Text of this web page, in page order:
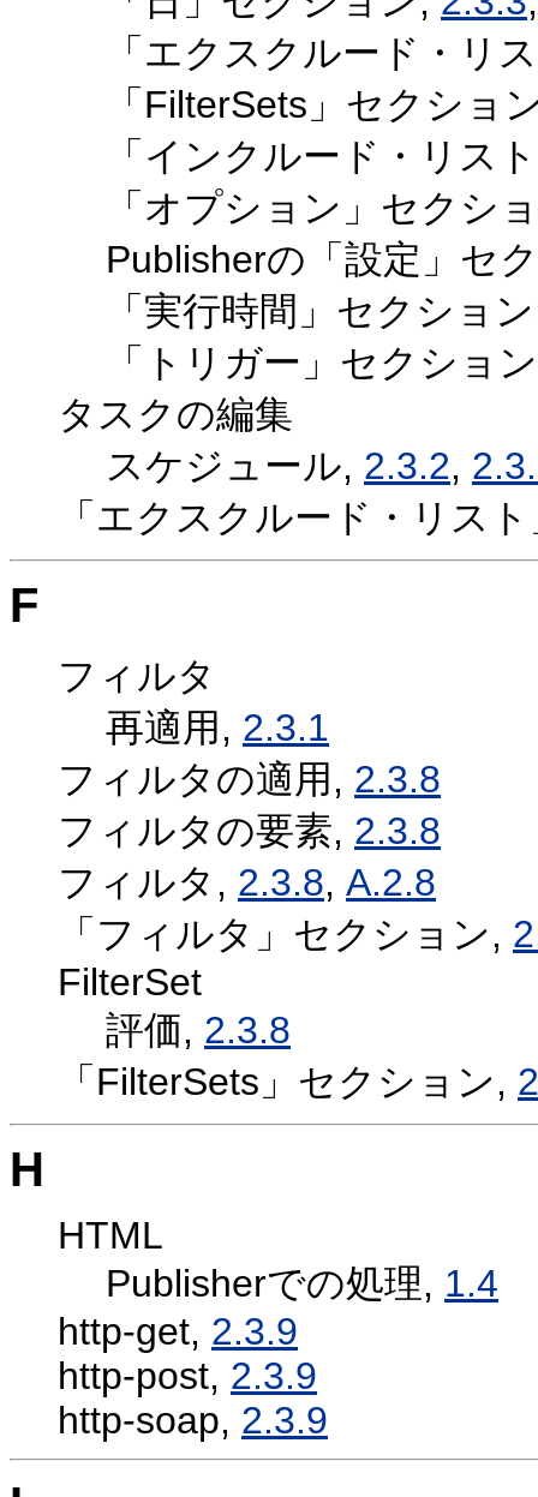
「エクスクルード・リ
「FilterSets」セクショ
「インクルード・リス
「オプション」セクシ
Publisherの「設定」セ
「実行時間」セクショ
「トリガー」セクショ
タスクの編集
スケジュール, 2.3.2,
「エクスクルード・リス
F
フィルタ
再適用, 2.3.1
フィルタの適用, 2.3.8
フィルタの要素, 2.3.8
フィルタ, 2.3.8, A.2.8
「フィルタ」セクション,
FilterSet
評価, 2.3.8
「FilterSets」セクション,
H
HTML
Publisherでの処理, 1.4
http-get, 2.3.9
http-post, 2.3.9
http-soap, 2.3.9